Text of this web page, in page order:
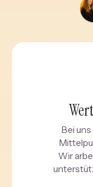
Bei
Wir